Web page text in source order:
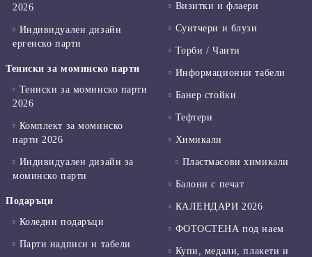
2026
Индивидуален дизайн
ергенско парти
Тениски за моминско парти
Тениски за моминско парти
2026
Комплект за моминско
парти 2026
Индивидуален дизайн за
моминско парти
Подаръци
Коледни подаръци
Парти надписи и табели
Визитки и флаери
Суитчери и блузи
Торби / Чанти
Информационни табели
Банер стойки
Тефтери
Химикали
Пластмасови химикали
Балони с печат
КАЛЕНДАРИ 2026
ФОТОСТЕНА под наем
Купи, медали, плакети и